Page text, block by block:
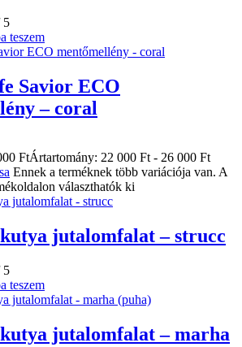
5
teszem
Savior ECO
– coral
FtÁrtartomány: 22 000 Ft - 26 000 Ft
Ennek a terméknek több variációja van. A
választhatók ki
jutalomfalat – strucc
5
teszem
jutalomfalat – marha